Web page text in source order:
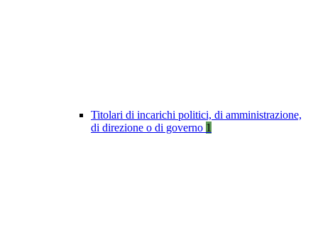
Titolari di incarichi politici, di amministrazione,
di direzione o di governo 1